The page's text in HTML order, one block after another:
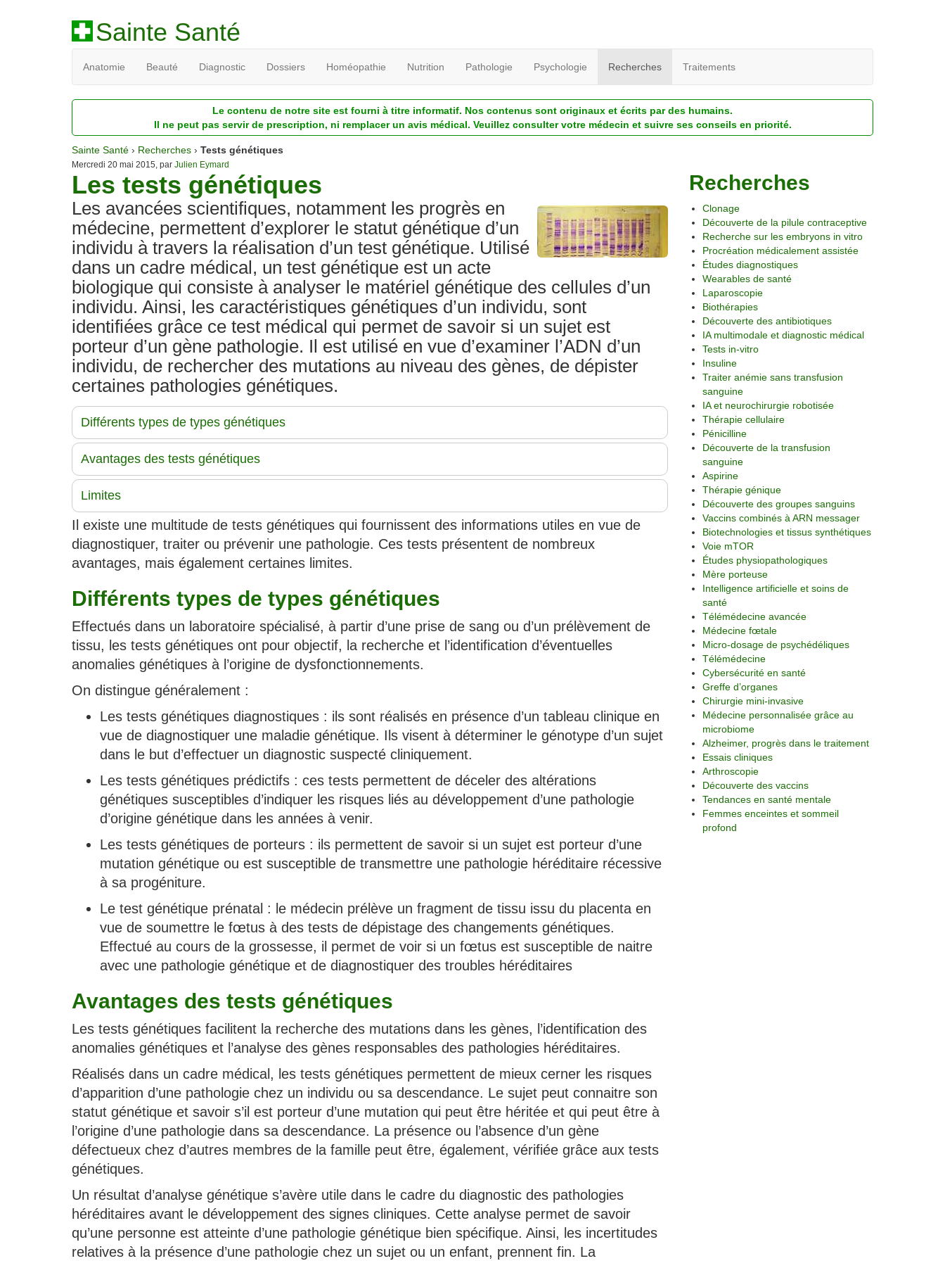
Sainte Santé
Anatomie Beauté Diagnostic Dossiers Homéopathie Nutrition Pathologie Psychologie Recherches Traitements
Le contenu de notre site est fourni à titre informatif. Nos contenus sont originaux et écrits par des humains.
Il ne peut pas servir de prescription, ni remplacer un avis médical. Veuillez consulter votre médecin et suivre ses conseils en priorité.
Sainte Santé › Recherches › Tests génétiques
Mercredi 20 mai 2015, par Julien Eymard
Les tests génétiques
Les avancées scientifiques, notamment les progrès en
médecine, permettent d’explorer le statut génétique d’un
individu à travers la réalisation d’un test génétique. Utilisé
dans un cadre médical, un test génétique est un acte
biologique qui consiste à analyser le matériel génétique des cellules d’un
individu. Ainsi, les caractéristiques génétiques d’un individu, sont
identifiées grâce ce test médical qui permet de savoir si un sujet est
porteur d’un gène pathologie. Il est utilisé en vue d’examiner l’ADN d’un
individu, de rechercher des mutations au niveau des gènes, de dépister
certaines pathologies génétiques.
Différents types de types génétiques
Avantages des tests génétiques
Limites
Il existe une multitude de tests génétiques qui fournissent des informations utiles en vue de
diagnostiquer, traiter ou prévenir une pathologie. Ces tests présentent de nombreux
avantages, mais également certaines limites.
Différents types de types génétiques
Effectués dans un laboratoire spécialisé, à partir d’une prise de sang ou d’un prélèvement de
tissu, les tests génétiques ont pour objectif, la recherche et l’identification d’éventuelles
anomalies génétiques à l’origine de dysfonctionnements.
On distingue généralement :
Les tests génétiques diagnostiques : ils sont réalisés en présence d’un tableau clinique en
vue de diagnostiquer une maladie génétique. Ils visent à déterminer le génotype d’un sujet
dans le but d’effectuer un diagnostic suspecté cliniquement.
Les tests génétiques prédictifs : ces tests permettent de déceler des altérations
génétiques susceptibles d’indiquer les risques liés au développement d’une pathologie
d’origine génétique dans les années à venir.
Les tests génétiques de porteurs : ils permettent de savoir si un sujet est porteur d’une
mutation génétique ou est susceptible de transmettre une pathologie héréditaire récessive
à sa progéniture.
Le test génétique prénatal : le médecin prélève un fragment de tissu issu du placenta en
vue de soumettre le fœtus à des tests de dépistage des changements génétiques.
Effectué au cours de la grossesse, il permet de voir si un fœtus est susceptible de naitre
avec une pathologie génétique et de diagnostiquer des troubles héréditaires
Avantages des tests génétiques
Les tests génétiques facilitent la recherche des mutations dans les gènes, l’identification des
anomalies génétiques et l’analyse des gènes responsables des pathologies héréditaires.
Réalisés dans un cadre médical, les tests génétiques permettent de mieux cerner les risques
d’apparition d’une pathologie chez un individu ou sa descendance. Le sujet peut connaitre son
statut génétique et savoir s’il est porteur d’une mutation qui peut être héritée et qui peut être à
l’origine d’une pathologie dans sa descendance. La présence ou l’absence d’un gène
défectueux chez d’autres membres de la famille peut être, également, vérifiée grâce aux tests
génétiques.
Un résultat d’analyse génétique s’avère utile dans le cadre du diagnostic des pathologies
héréditaires avant le développement des signes cliniques. Cette analyse permet de savoir
qu’une personne est atteinte d’une pathologie génétique bien spécifique. Ainsi, les incertitudes
relatives à la présence d’une pathologie chez un sujet ou un enfant, prennent fin. La
Recherches
Clonage
Découverte de la pilule contraceptive
Recherche sur les embryons in vitro
Procréation médicalement assistée
Études diagnostiques
Wearables de santé
Laparoscopie
Biothérapies
Découverte des antibiotiques
IA multimodale et diagnostic médical
Tests in-vitro
Insuline
Traiter anémie sans transfusion
sanguine
IA et neurochirurgie robotisée
Thérapie cellulaire
Pénicilline
Découverte de la transfusion
sanguine
Aspirine
Thérapie génique
Découverte des groupes sanguins
Vaccins combinés à ARN messager
Biotechnologies et tissus synthétiques
Voie mTOR
Études physiopathologiques
Mère porteuse
Intelligence artificielle et soins de
santé
Télémédecine avancée
Médecine fœtale
Micro-dosage de psychédéliques
Télémédecine
Cybersécurité en santé
Greffe d’organes
Chirurgie mini-invasive
Médecine personnalisée grâce au
microbiome
Alzheimer, progrès dans le traitement
Essais cliniques
Arthroscopie
Découverte des vaccins
Tendances en santé mentale
Femmes enceintes et sommeil
profond